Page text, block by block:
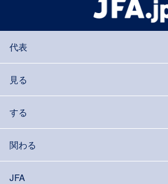
代表
見る
する
関わる
JFA